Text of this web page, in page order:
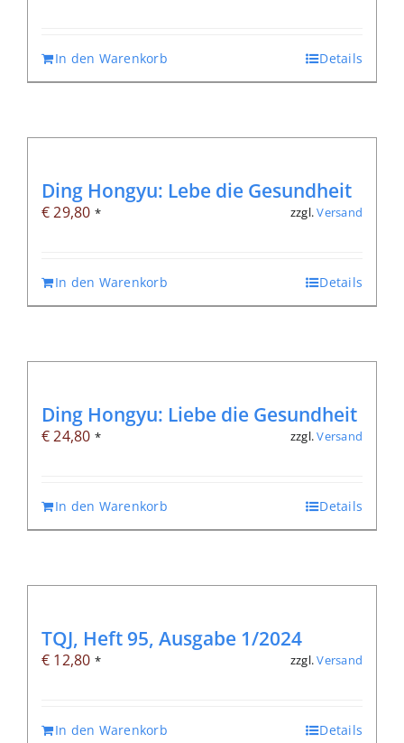
In den Warenkorb Details
Ding Hongyu: Lebe die Gesundheit
€29,80 * zzgl.Versand
In den Warenkorb Details
Ding Hongyu: Liebe die Gesundheit
€24,80 * zzgl.Versand
In den Warenkorb Details
TQJ, Heft 95, Ausgabe 1/2024
€ 12,80 * zzgl.Versand
In den Warenkorb Details